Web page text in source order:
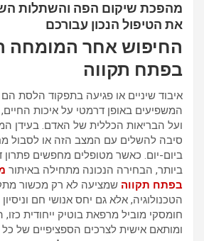
מהפכת שיקום הפה והשתלות
את הטיפול הנכון עבורכם
החיפוש אחר המומחה
בפתח תקווה
איבוד שיניים או פגיעה בתפקוד הלסת
המשפיעים באופן דרמטי על איכות
ועל הבריאות הכללית של האדם. בעידן
סיבה להשלים עם המצב הזה או לסבול
ביום-יום. כאשר מטופלים מחפשים
ביותר, הבחירה הנכונה מתחילה באיתור
בפתח תקווה שמציעה לא רק מכשור
הטכנולוגיה, אלא גם יחס אנושי חם
חומסקי מוביל מרפאת בוטיק ייחודית
ומותאם אישית לצרכים הספציפיים של